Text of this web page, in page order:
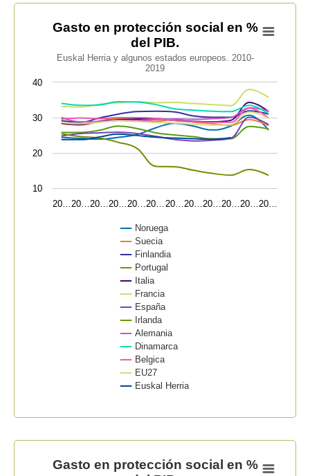
Gasto en protección social en % del PIB.
Line chart with 13 lines.
Euskal Herria y algunos estados europeos. 2010-2019
View as data table, Gasto en protección social en %
The chart has 1 X axis displaying categories.
The chart has 1 Y axis displaying values. Data ranges
Gasto en protección social en %
del PIB.
Euskal Herria y algunos estados europeos. 2010-
2019
Noruega
Suecia
Finlandia
Portugal
Italia
Francia
España
Irlanda
Alemania
Dinamarca
Belgica
EU27
Euskal Herria
20…20…20…20…20…20…20…20…20…20…20…20…
10
20
30
40
Gasto en protección social en % del PIB.
Gasto en protección social en %